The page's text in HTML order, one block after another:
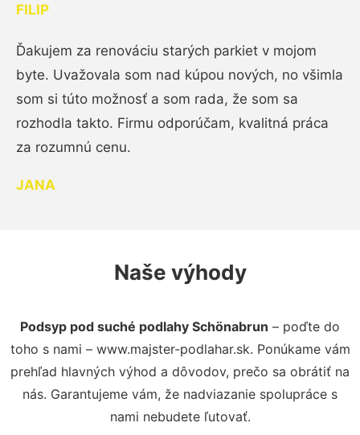
FILIP
Ďakujem za renováciu starých parkiet v mojom
byte. Uvažovala som nad kúpou nových, no všimla
som si túto možnosť a som rada, že som sa
rozhodla takto. Firmu odporúčam, kvalitná práca
za rozumnú cenu.
JANA
Naše výhody
Podsyp pod suché podlahy Schönabrun – poďte do
toho s nami – www.majster-podlahar.sk. Ponúkame vám
prehľad hlavných výhod a dôvodov, prečo sa obrátiť na
nás. Garantujeme vám, že nadviazanie spolupráce s
nami nebudete ľutovať.